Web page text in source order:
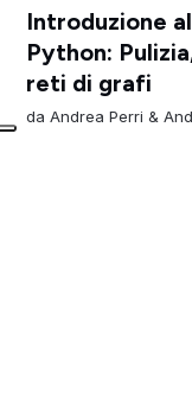
Introduzione
Python:
reti di grafi
daAndrea Perri &